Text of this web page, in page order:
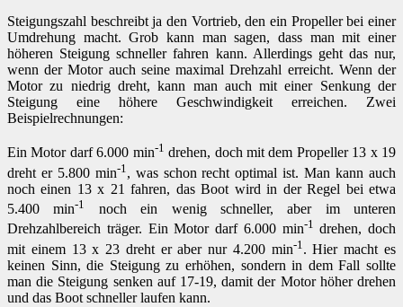
Steigungszahl beschreibt ja den Vortrieb, den ein Propeller bei einer
Umdrehung macht. Grob kann man sagen, dass man mit einer
höheren Steigung schneller fahren kann. Allerdings geht das nur,
wenn der Motor auch seine maximal Drehzahl erreicht. Wenn der
Motor zu niedrig dreht, kann man auch mit einer Senkung der
Steigung eine höhere Geschwindigkeit erreichen. Zwei
Beispielrechnungen:
Ein Motor darf 6.000 min-1 drehen, doch mit dem Propeller 13 x 19
dreht er 5.800 min-1 , was schon recht optimal ist. Man kann auch
noch einen 13 x 21 fahren, das Boot wird in der Regel bei etwa
5.400 min-1
noch ein wenig schneller, aber im unteren
Drehzahlbereich träger. Ein Motor darf 6.000 min-1 drehen, doch
mit einem 13 x 23 dreht er aber nur 4.200 min-1 . Hier macht es
keinen Sinn, die Steigung zu erhöhen, sondern in dem Fall sollte
man die Steigung senken auf 17-19, damit der Motor höher drehen
und das Boot schneller laufen kann.